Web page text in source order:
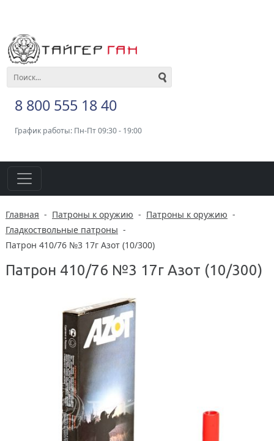
8 800 555 18 40
График работы: Пн-Пт 09:30 - 19:00
Главная - Патроны к оружию - Патроны к оружию -
Гладкоствольные патроны -
Патрон 410/76 №3 17г Азот (10/300)
Патрон 410/76 №3 17г Азот (10/300)